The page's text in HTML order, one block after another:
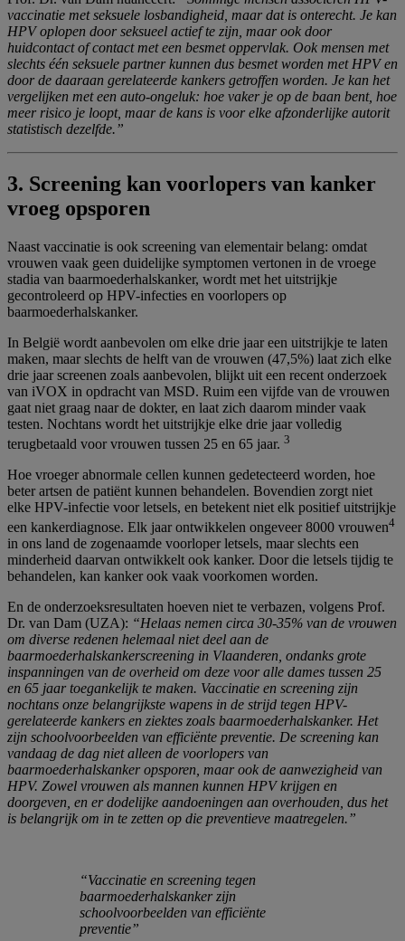
vaccinatie met seksuele losbandigheid, maar dat is onterecht. Je kan
HPV oplopen door seksueel actief te zijn, maar ook door
huidcontact of contact met een besmet oppervlak. Ook mensen met
slechts één seksuele partner kunnen dus besmet worden met HPV en
door de daaraan gerelateerde kankers getroffen worden. Je kan het
vergelijken met een auto-ongeluk: hoe vaker je op de baan bent, hoe
meer risico je loopt, maar de kans is voor elke afzonderlijke autorit
statistisch dezelfde.”
3. Screening kan voorlopers van kanker
vroeg opsporen
Naast vaccinatie is ook screening van elementair belang: omdat
vrouwen vaak geen duidelijke symptomen vertonen in de vroege
stadia van baarmoederhalskanker, wordt met het uitstrijkje
gecontroleerd op HPV-infecties en voorlopers op
baarmoederhalskanker.
In België wordt aanbevolen om elke drie jaar een uitstrijkje te laten
maken, maar slechts de helft van de vrouwen (47,5%) laat zich elke
drie jaar screenen zoals aanbevolen, blijkt uit een recent onderzoek
van iVOX in opdracht van MSD. Ruim een vijfde van de vrouwen
gaat niet graag naar de dokter, en laat zich daarom minder vaak
testen. Nochtans wordt het uitstrijkje elke drie jaar volledig
terugbetaald voor vrouwen tussen 25 en 65 jaar. 3
Hoe vroeger abnormale cellen kunnen gedetecteerd worden, hoe
beter artsen de patiënt kunnen behandelen. Bovendien zorgt niet
elke HPV-infectie voor letsels, en betekent niet elk positief uitstrijkje
een kankerdiagnose. Elk jaar ontwikkelen ongeveer 8000 vrouwen4
in ons land de zogenaamde voorloper letsels, maar slechts een
minderheid daarvan ontwikkelt ook kanker. Door die letsels tijdig te
behandelen, kan kanker ook vaak voorkomen worden.
En de onderzoeksresultaten hoeven niet te verbazen, volgens Prof.
Dr. van Dam (UZA): “Helaas nemen circa 30-35% van de vrouwen
om diverse redenen helemaal niet deel aan de
baarmoederhalskankerscreening in Vlaanderen, ondanks grote
inspanningen van de overheid om deze voor alle dames tussen 25
en 65 jaar toegankelijk te maken. Vaccinatie en screening zijn
nochtans onze belangrijkste wapens in de strijd tegen HPV-
gerelateerde kankers en ziektes zoals baarmoederhalskanker. Het
zijn schoolvoorbeelden van efficiënte preventie. De screening kan
vandaag de dag niet alleen de voorlopers van
baarmoederhalskanker opsporen, maar ook de aanwezigheid van
HPV. Zowel vrouwen als mannen kunnen HPV krijgen en
doorgeven, en er dodelijke aandoeningen aan overhouden, dus het
is belangrijk om in te zetten op die preventieve maatregelen.”
“Vaccinatie en screening tegen
baarmoederhalskanker zijn
schoolvoorbeelden van efficiënte
preventie”